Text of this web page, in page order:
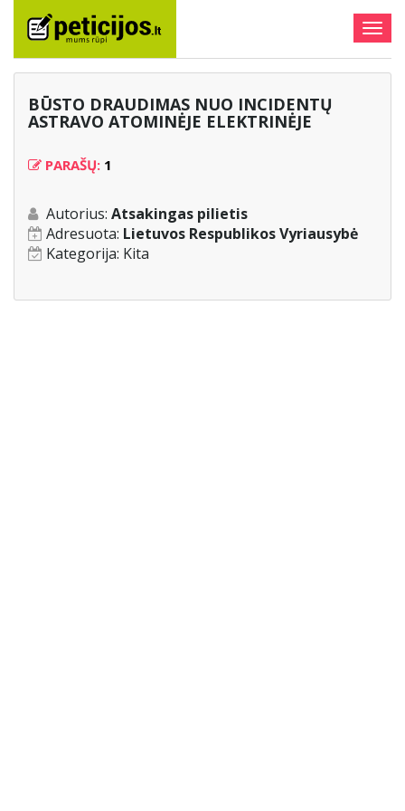
BŪSTO DRAUDIMAS NUO INCIDENTŲ
ASTRAVO ATOMINĖJE ELEKTRINĖJE
PARAŠŲ: 1
Autorius: Atsakingas pilietis
Adresuota: Lietuvos Respublikos Vyriausybė
Kategorija: Kita